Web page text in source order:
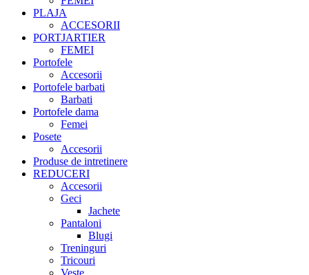
PLAJA
ACCESORII
PORTJARTIER
FEMEI
Portofele
Accesorii
Portofele barbati
Barbati
Portofele dama
Femei
Posete
Accesorii
Produse de intretinere
REDUCERI
Accesorii
Geci
Jachete
Pantaloni
Blugi
Treninguri
Tricouri
Veste